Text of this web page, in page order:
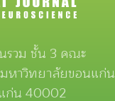
รวม ชั้น 3 คณะ
หาวิทยาลัยขอนแก่น
ก่น 40002